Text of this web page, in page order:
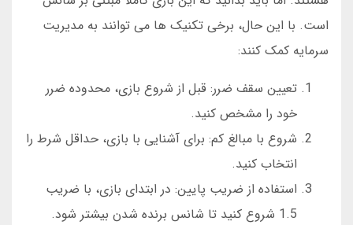
است. با این حال، برخی تکنیک ها می توانند به مدیریت
سرمایه کمک کنند:
تعیین سقف ضرر: قبل از شروع بازی، محدوده ضرر
خود را مشخص کنید.
شروع با مبالغ کم: برای آشنایی با بازی، حداقل شرط را
انتخاب کنید.
استفاده از ضریب پایین: در ابتدای بازی، با ضریب
1.5 شروع کنید تا شانس برنده شدن بیشتر شود.